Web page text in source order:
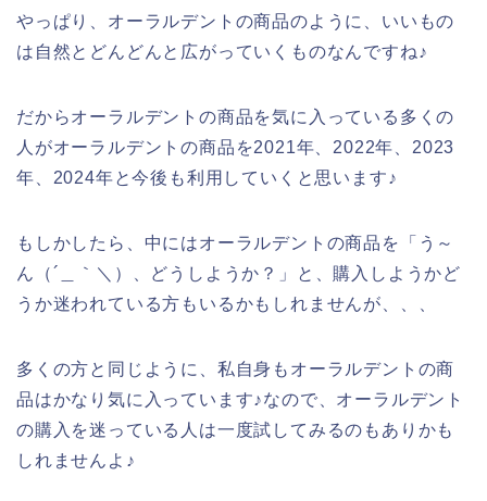
やっぱり、オーラルデントの商品のように、いいもの
は自然とどんどんと広がっていくものなんですね♪
だからオーラルデントの商品を気に入っている多くの
人がオーラルデントの商品を2021年、2022年、2023
年、2024年と今後も利用していくと思います♪
もしかしたら、中にはオーラルデントの商品を「う～
ん（´＿｀＼）、どうしようか？」と、購入しようかど
うか迷われている方もいるかもしれませんが、、、
多くの方と同じように、私自身もオーラルデントの商
品はかなり気に入っています♪なので、オーラルデント
の購入を迷っている人は一度試してみるのもありかも
しれませんよ♪